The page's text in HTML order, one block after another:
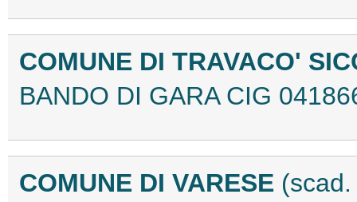
COMUNE DI TRAVACO'
BANDO DI GARA CIG
COMUNE DI VARESE